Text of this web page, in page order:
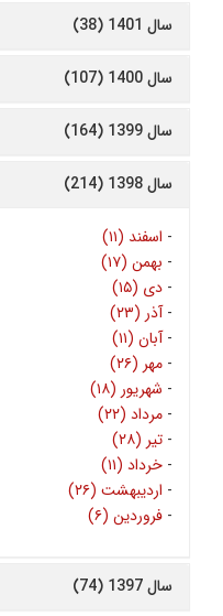
سال 1401 (38)
سال 1400 (107)
سال 1399 (164)
سال 1398 (214)
- اسفند (۱۱)
- بهمن (۱۷)
- دی (۱۵)
-آذر (۲۳)
-آبان (۱۱)
- مهر (۲۶)
- شهریور (۱۸)
- مرداد (۲۲)
- تیر (۲۸)
- خرداد (۱۱)
- اردیبهشت (۲۶)
- فروردین (۶)
سال 1397 (74)